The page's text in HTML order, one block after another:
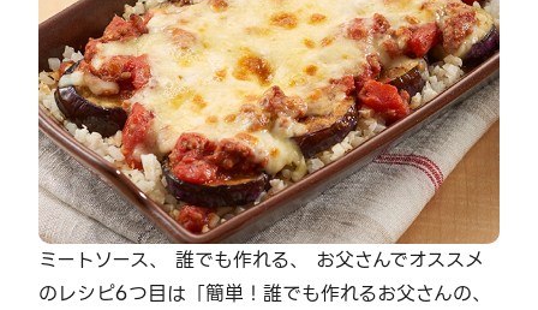
ミートソース、 誰でも作れる、 お父さんでオススメ
のレシピ6つ目は「簡単！誰でも作れるお父さんの、